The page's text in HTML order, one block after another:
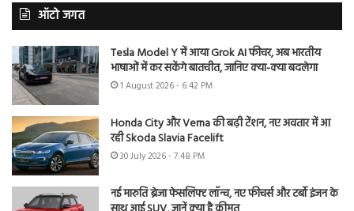
ऑटो जगत
Tesla Model Y में आया Grok AI फीचर, अब भारतीय
भाषाओं में कर सकेंगे बातचीत, जानिए क्या-क्या बदलेगा
1 August 2026 - 6:42 PM
Honda City और Verna की बढ़ी टेंशन, नए अवतार में आ
रही Skoda Slavia Facelift
30 July 2026 - 7:48 PM
नई मारुति ब्रेजा फेसलिफ्ट लॉन्च, नए फीचर्स और टर्बो इंजन के